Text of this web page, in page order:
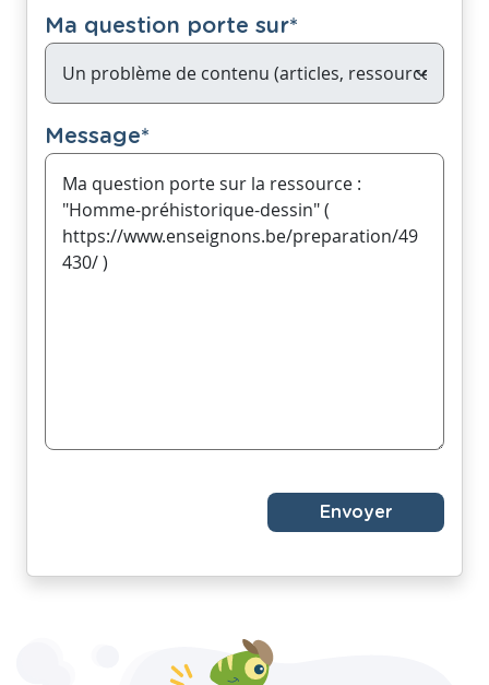
Ma question porte sur*
Message*
Envoyer